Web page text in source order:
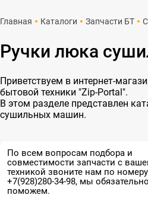
Главная Каталоги Запчасти БТ
Ручки люка
Приветствуем в интернет-
бытовой техники "Zip-Portal".
В этом разделе представлен
сушильных машин.
По всем вопросам подбора и
совместимости запчасти с
техникой звоните нам по номеру
+7(928)280-34-98, мы
поможем.